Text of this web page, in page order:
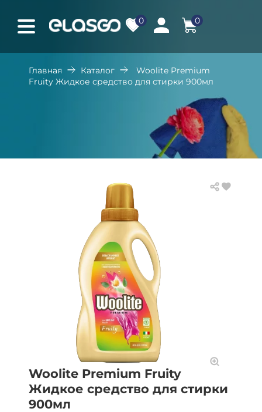
0 0
Главная Каталог
Woolite Premium
Fruity Жидкое средство для стирки 900мл
Woolite Premium Fruity
Жидкое средство для стирки
900мл